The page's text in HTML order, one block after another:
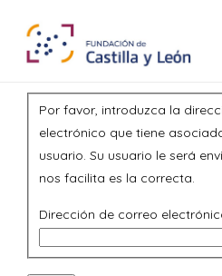
Por favor, introduzca la
electrónico que tiene
usuario. Su usuario le será
nos facilita es la correcta.
Dirección de correo